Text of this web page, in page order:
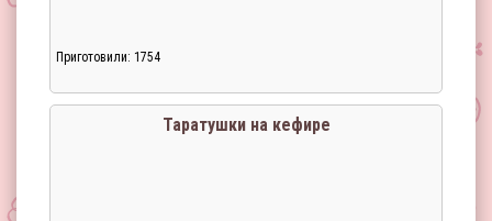
Приготовили: 1754
Таратушки на кефире